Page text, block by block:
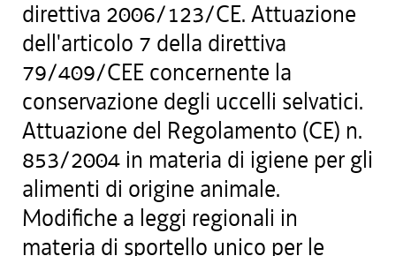
direttiva 2006/123/CE. Attuazione
dell'articolo 7 della direttiva
79/409/CEE concernente la
conservazione degli uccelli selvatici.
Attuazione del Regolamento (CE) n.
853/2004 in materia di igiene per gli
alimenti di origine animale.
Modifiche a leggi regionali in
materia di sportello unico per le